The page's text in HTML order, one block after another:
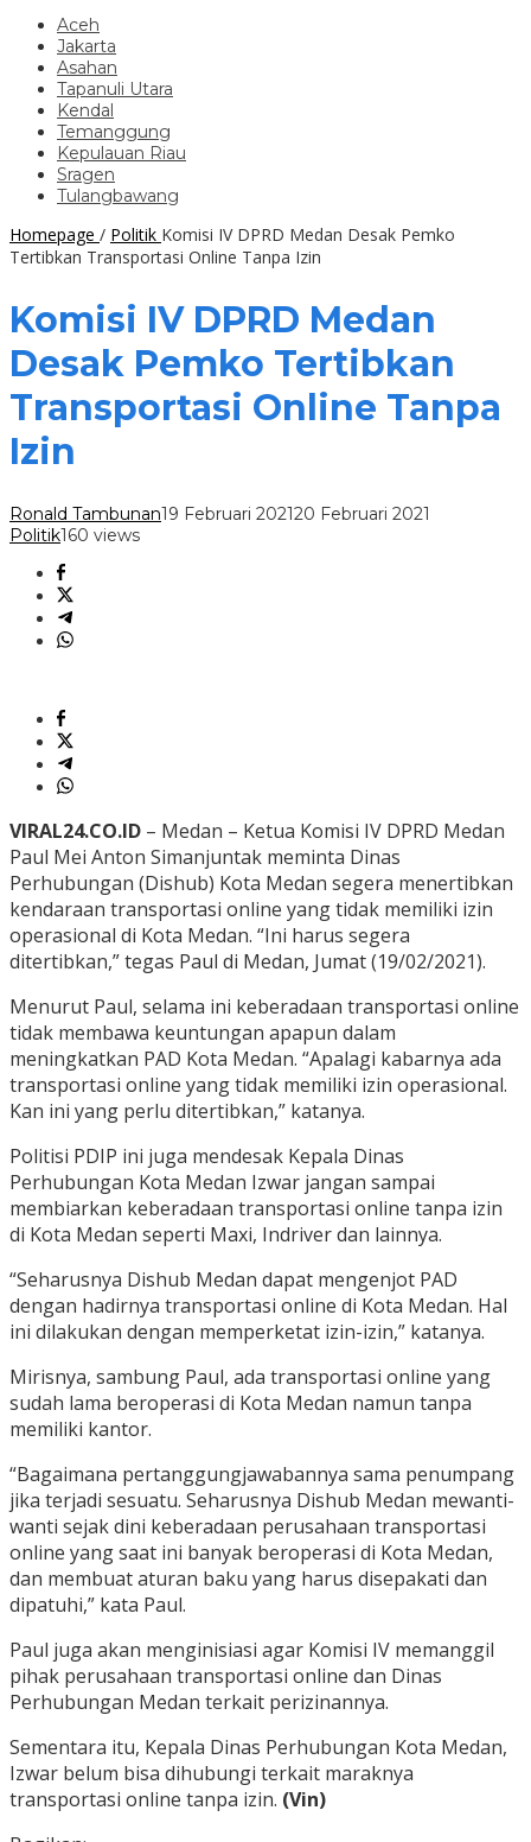
Aceh
Jakarta
Asahan
Tapanuli Utara
Kendal
Temanggung
Kepulauan Riau
Sragen
Tulangbawang
Homepage / Politik Komisi IV DPRD Medan Desak Pemko
Tertibkan Transportasi Online Tanpa Izin
Komisi IV DPRD Medan
Desak Pemko Tertibkan
Transportasi Online Tanpa
Izin
Ronald Tambunan19 Februari 202120 Februari 2021
Politik160 views
VIRAL24.CO.ID – Medan – Ketua Komisi IV DPRD Medan
Paul Mei Anton Simanjuntak meminta Dinas
Perhubungan (Dishub) Kota Medan segera menertibkan
kendaraan transportasi online yang tidak memiliki izin
operasional di Kota Medan. “Ini harus segera
ditertibkan,” tegas Paul di Medan, Jumat (19/02/2021).
Menurut Paul, selama ini keberadaan transportasi online
tidak membawa keuntungan apapun dalam
meningkatkan PAD Kota Medan. “Apalagi kabarnya ada
transportasi online yang tidak memiliki izin operasional.
Kan ini yang perlu ditertibkan,” katanya.
Politisi PDIP ini juga mendesak Kepala Dinas
Perhubungan Kota Medan Izwar jangan sampai
membiarkan keberadaan transportasi online tanpa izin
di Kota Medan seperti Maxi, Indriver dan lainnya.
“Seharusnya Dishub Medan dapat mengenjot PAD
dengan hadirnya transportasi online di Kota Medan. Hal
ini dilakukan dengan memperketat izin-izin,” katanya.
Mirisnya, sambung Paul, ada transportasi online yang
sudah lama beroperasi di Kota Medan namun tanpa
memiliki kantor.
“Bagaimana pertanggungjawabannya sama penumpang
jika terjadi sesuatu. Seharusnya Dishub Medan mewanti-
wanti sejak dini keberadaan perusahaan transportasi
online yang saat ini banyak beroperasi di Kota Medan,
dan membuat aturan baku yang harus disepakati dan
dipatuhi,” kata Paul.
Paul juga akan menginisiasi agar Komisi IV memanggil
pihak perusahaan transportasi online dan Dinas
Perhubungan Medan terkait perizinannya.
Sementara itu, Kepala Dinas Perhubungan Kota Medan,
Izwar belum bisa dihubungi terkait maraknya
transportasi online tanpa izin. (Vin)